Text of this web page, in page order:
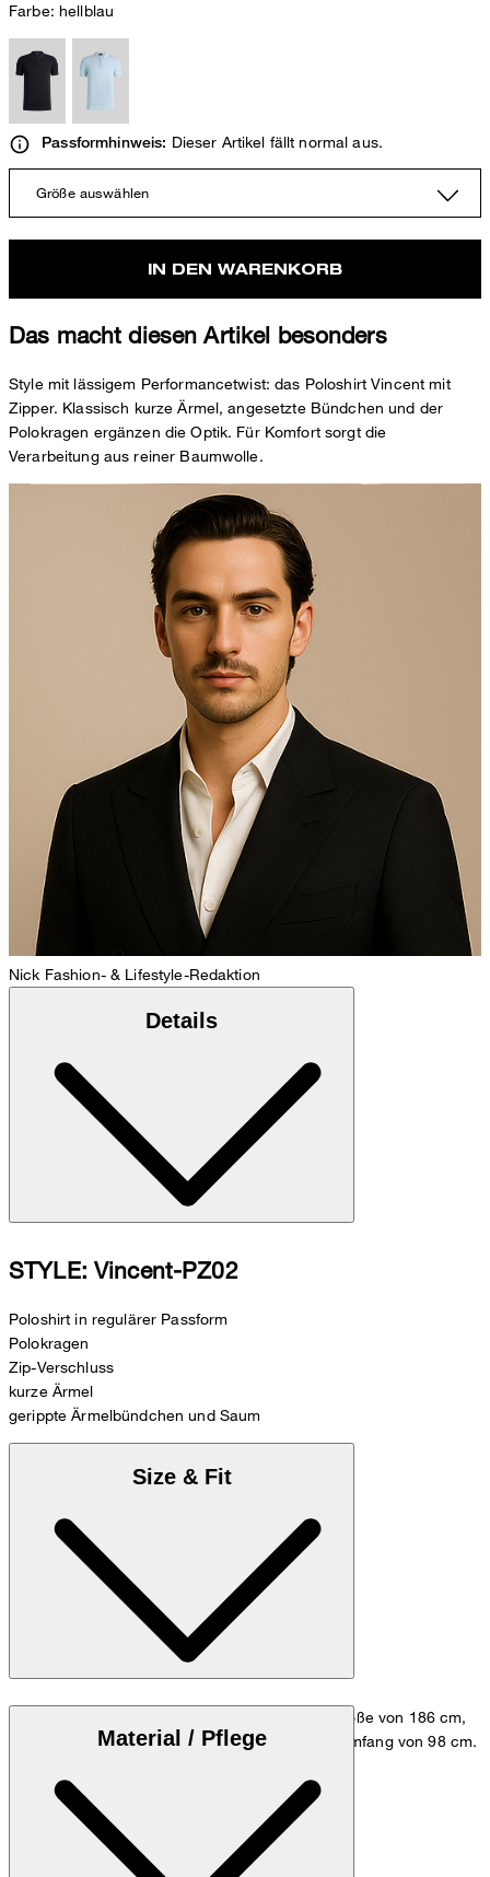
Farbe: hellblau
Passformhinweis: Dieser Artikel fällt normal aus.
Größe auswählen
IN DEN WARENKORB
Das macht diesen Artikel besonders
Style mit lässigem Performancetwist: das Poloshirt Vincent mit
Zipper. Klassisch kurze Ärmel, angesetzte Bündchen und der
Polokragen ergänzen die Optik. Für Komfort sorgt die
Verarbeitung aus reiner Baumwolle.
Nick Fashion- & Lifestyle-Redaktion
Details
STYLE: Vincent-PZ02
Poloshirt in regulärer Passform
Polokragen
Zip-Verschluss
kurze Ärmel
gerippte Ärmelbündchen und Saum
Size & Fit
Das Model trägt die Größe M bei einer Körpergröße von 186 cm,
einem Brustumfang von 98 cm und einem Hüftumfang von 98 cm.
Größentabelle
Material / Pflege